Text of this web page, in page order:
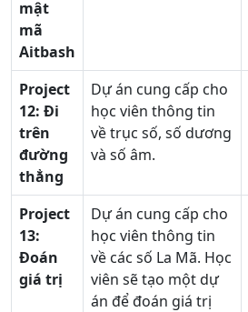
mật
mã
Aitbash
Project
12: Đi
trên
đường
thẳng
Dự án cung cấp cho
học viên thông tin
về trục số, số dương
và số âm.
Project
13:
Đoán
giá trị
Dự án cung cấp cho
học viên thông tin
về các số La Mã. Học
viên sẽ tạo một dự
án để đoán giá trị